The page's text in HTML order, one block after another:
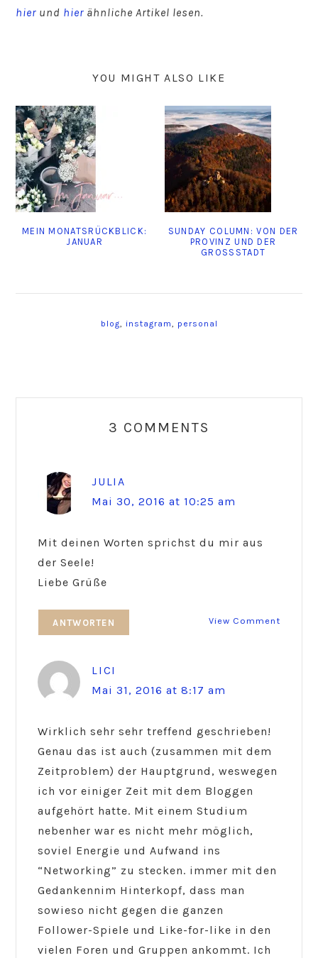
hier und hier ähnliche Artikel lesen.
YOU MIGHT ALSO LIKE
MEIN MONATSRÜCKBLICK:
JANUAR
SUNDAY COLUMN: VON DER
PROVINZ UND DER
GROSSSTADT
blog instagram personal
Interactions3 COMMENTS
JULIA
Mai 30, 2016 at 10:25 am
Mit deinen Worten sprichst du mir aus
der Seele!
Liebe Grüße
View Comment
ANTWORTEN
LICI
Mai 31, 2016 at 8:17 am
Wirklich sehr sehr treffend geschrieben!
Genau das ist auch (zusammen mit dem
Zeitproblem) der Hauptgrund, weswegen
ich vor einiger Zeit mit dem Bloggen
aufgehört hatte. Mit einem Studium
nebenher war es nicht mehr möglich,
soviel Energie und Aufwand ins
“Networking” zu stecken. immer mit den
Gedankennim Hinterkopf, dass man
sowieso nicht gegen die ganzen
Follower-Spiele und Like-for-like in den
vielen Foren und Gruppen ankommt. Ich